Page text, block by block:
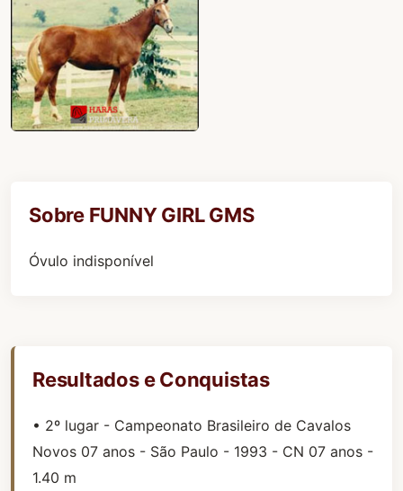
Sobre FUNNY GIRL GMS
Óvulo indisponível
Resultados e Conquistas
• 2º lugar - Campeonato Brasileiro de Cavalos
Novos 07 anos - São Paulo - 1993 - CN 07 anos -
1.40 m